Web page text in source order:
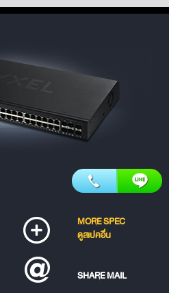
MORE SPEC
ดูสเปคอื่น
SHARE MAIL